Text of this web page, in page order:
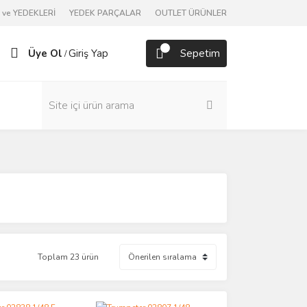
YEDEKLERİ YEDEK PARÇALAR OUTLET ÜRÜNLER
Üye Ol /Giriş Yap Sepetim
Toplam 23 ürün